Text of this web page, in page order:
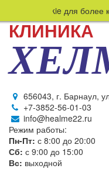
файлы cookie для более
КЛИНИКА
656043, г. Барнаул,
+7-3852-56-01-03
info@healme22.ru
Режим работы:
Пн-Пт: с 8:00 до 20:00
Сб: с 9:00 до 15:00
Вс: выходной